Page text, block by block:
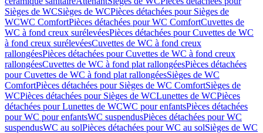
Sièges de WCSièges de WCPièces détachées pour Sièges de
WCWC ComfortPièces détachées pour WC ComfortCuvettes de
WC à fond creux surélevéesPièces détachées pour Cuvettes de WC
à fond creux surélevéesCuvettes de WC à fond creux
rallongéesPièces détachées pour Cuvettes de WC à fond creux
rallongéesCuvettes de WC à fond plat rallongéesPièces détachées
pour Cuvettes de WC à fond plat rallongéesSièges de WC
ComfortPièces détachées pour Sièges de WC ComfortSièges de
WCPièces détachées pour Sièges de WCLunettes de WCPièces
détachées pour Lunettes de WCWC pour enfantsPièces détachées
pour WC pour enfantsWC suspendusPièces détachées pour WC
suspendusWC au solPièces détachées pour WC au solSièges de WC